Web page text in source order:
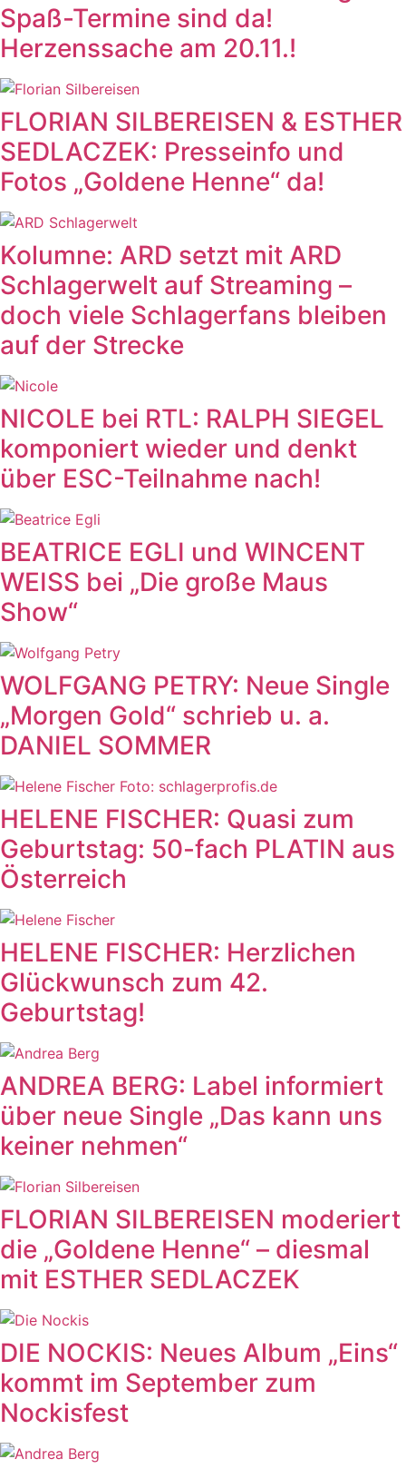
Spaß-Termine sind da!
Herzenssache am 20.11.!
FLORIAN SILBEREISEN & ESTHER
SEDLACZEK: Presseinfo und
Fotos „Goldene Henne“ da!
Kolumne: ARD setzt mit ARD
Schlagerwelt auf Streaming –
doch viele Schlagerfans bleiben
auf der Strecke
NICOLE bei RTL: RALPH SIEGEL
komponiert wieder und denkt
über ESC-Teilnahme nach!
BEATRICE EGLI und WINCENT
WEISS bei „Die große Maus
Show“
WOLFGANG PETRY: Neue Single
„Morgen Gold“ schrieb u. a.
DANIEL SOMMER
HELENE FISCHER: Quasi zum
Geburtstag: 50-fach PLATIN aus
Österreich
HELENE FISCHER: Herzlichen
Glückwunsch zum 42.
Geburtstag!
ANDREA BERG: Label informiert
über neue Single „Das kann uns
keiner nehmen“
FLORIAN SILBEREISEN moderiert
die „Goldene Henne“ – diesmal
mit ESTHER SEDLACZEK
DIE NOCKIS: Neues Album „Eins“
kommt im September zum
Nockisfest